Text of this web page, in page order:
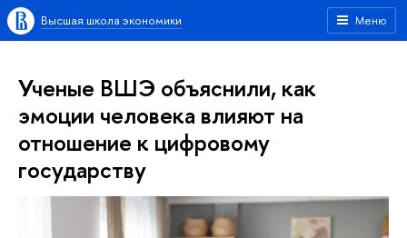
Меню
Высшая школа экономики
Ученые ВШЭ объяснили, как
эмоции человека влияют на
отношение к цифровому
государству